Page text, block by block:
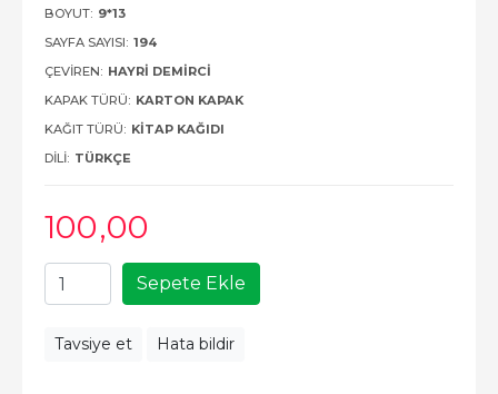
BOYUT: 9*13
SAYFA SAYISI: 194
ÇEVIREN: HAYRI DEMIRCI
KAPAK TÜRÜ: KARTON KAPAK
KAĞIT TÜRÜ: KITAP KAĞIDI
DILI: TÜRKÇE
100,00
Sepete Ekle
Tavsiye et Hata bildir